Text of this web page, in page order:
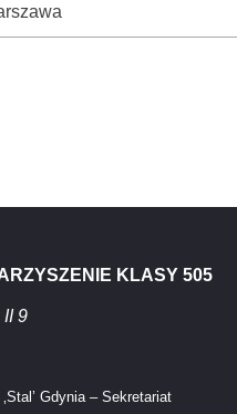
KLASY 505
II 9
Gdynia – Sekretariat